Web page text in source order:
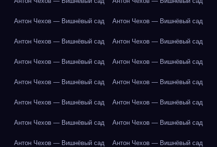
Антон Чехов — Вишнёвый сад Антон Чехов — Вишнёвый сад
Антон Чехов — Вишнёвый сад Антон Чехов — Вишнёвый сад
Антон Чехов — Вишнёвый сад Антон Чехов — Вишнёвый сад
Антон Чехов — Вишнёвый сад Антон Чехов — Вишнёвый сад
Антон Чехов — Вишнёвый сад Антон Чехов — Вишнёвый сад
Антон Чехов — Вишнёвый сад Антон Чехов — Вишнёвый сад
Антон Чехов — Вишнёвый сад Антон Чехов — Вишнёвый сад